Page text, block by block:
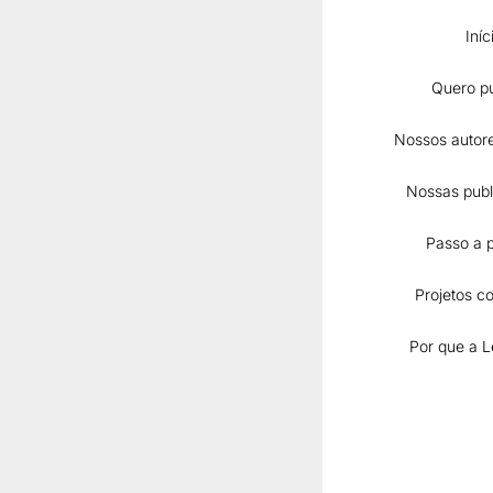
Quero
Nossos
Nossas
Passo a
Projetos
Por que a
O
em contínua